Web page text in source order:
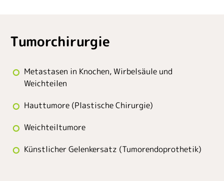
Tumorchirurgie
Metastasen in Knochen, Wirbelsäule und
Weichteilen
Hauttumore (Plastische Chirurgie)
Weichteiltumore
Künstlicher Gelenkersatz (Tumorendoprothetik)